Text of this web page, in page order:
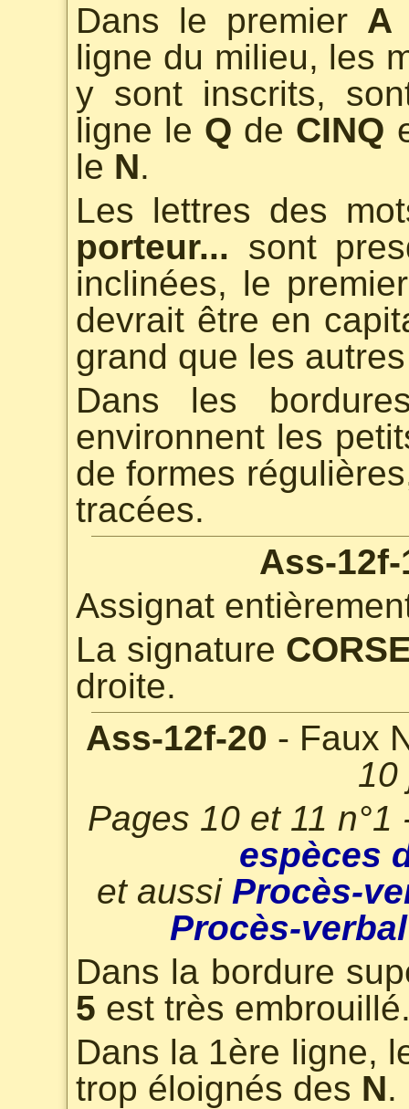
Dans le premier A
ligne du milieu, les
y sont inscrits,
ligne le Q de CINQ
le N.
Les lettres des
porteur... sont
inclinées, le
devrait être en
grand que les
Dans les
environnent les
de formes
tracées.
Ass-12f-
Assignat
La signature
droite.
Ass-12f-20 - Faux
10
Pages 10 et 11
espèces
et aussi Procès-
Procès-
Dans la bordure
5 est très
Dans la 1ère ligne,
trop éloignés des N.